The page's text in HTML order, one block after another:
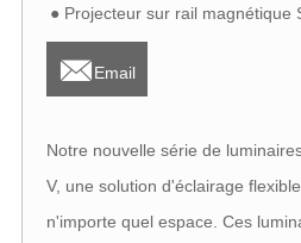
● Projecteur sur rail magnétique
Email
Notre nouvelle série de
V, une solution d'éclairage
n'importe quel espace. Ces